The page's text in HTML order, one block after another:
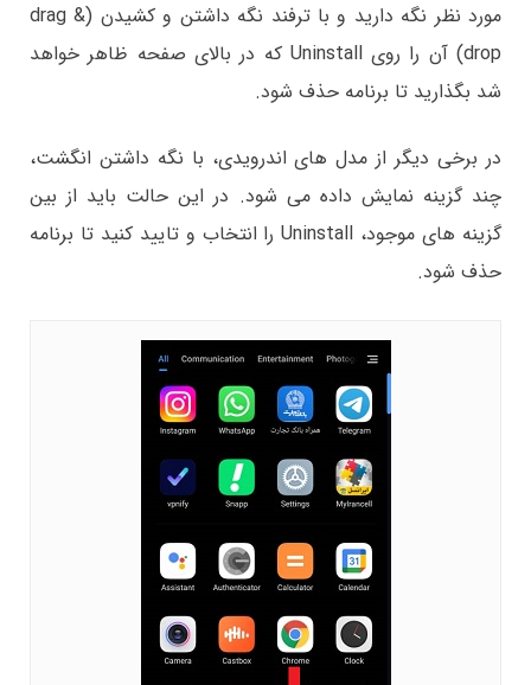
مورد نظر نگه دارید و با ترفند نگه داشتن و کشیدن (drag &
drop) آن را روی Uninstall که در بالای صفحه ظاهر خواهد
شد بگذارید تا برنامه حذف شود.
در برخی دیگر از مدل های اندرویدی، با نگه داشتن انگشت،
چند گزینه نمایش داده می شود. در این حالت باید از بین
گزینه های موجود، Uninstall را انتخاب و تایید کنید تا برنامه
حذف شود.